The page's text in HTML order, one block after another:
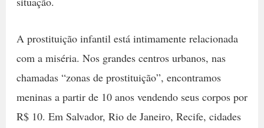
A prostituição infantil está intimamente relacionada
com a miséria. Nos grandes centros urbanos, nas
chamadas “zonas de prostituição”, encontramos
meninas a partir de 10 anos vendendo seus corpos por
R$ 10. Em Salvador, Rio de Janeiro, Recife, cidades